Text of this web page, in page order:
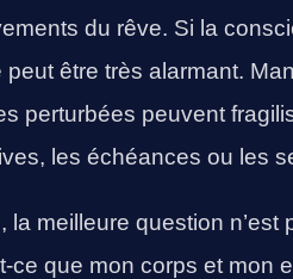
du rêve. Si la
être très alarmant.
perturbées peuvent
les échéances ou les
la meilleure question n’est
ce que mon corps et mon